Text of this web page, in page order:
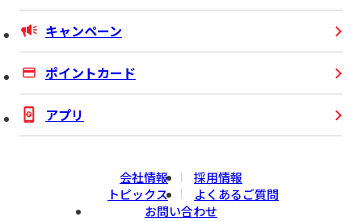
キャンペーン
ポイントカード
アプリ
会社情報
採用情報
トピックス
よくあるご質問
お問い合わせ